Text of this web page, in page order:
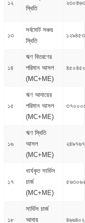
১২
স্থিতি
১৩
সর্বমোট সঞ্চয়
স্থিতি
১৪
ঋণ বিতরণের
পরিমান আসল
(MC+ME)
১৫
ঋণ আদায়ের
পরিমান আসল
(MC+ME)
১৬
ঋণ স্থিতি
আসল
(MC+ME)
১৭
ধার্যকৃত সার্ভিস
চার্জ
(MC+ME)
১৮
সার্ভিস চার্জ
আদায়